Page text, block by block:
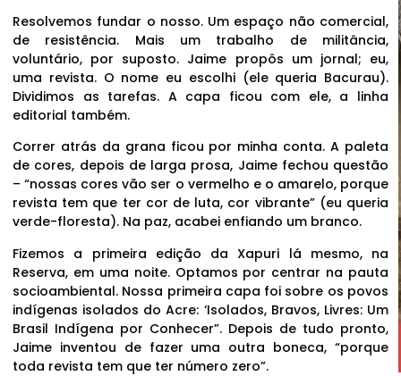
Resolvemos fundar o nosso. Um espaço não comercial,
de resistência. Mais um trabalho de militância,
voluntário, por suposto. Jaime propôs um jornal; eu,
uma revista. O nome eu escolhi (ele queria Bacurau).
Dividimos as tarefas. A capa ficou com ele, a linha
editorial também.
Correr atrás da grana ficou por minha conta. A paleta
de cores, depois de larga prosa, Jaime fechou questão
– “nossas cores vão ser o vermelho e o amarelo, porque
revista tem que ter cor de luta, cor vibrante” (eu queria
verde-floresta). Na paz, acabei enfiando um branco.
Fizemos a primeira edição da Xapuri lá mesmo, na
Reserva, em uma noite. Optamos por centrar na pauta
socioambiental. Nossa primeira capa foi sobre os povos
indígenas isolados do Acre: ‘Isolados, Bravos, Livres: Um
Brasil Indígena por Conhecer”. Depois de tudo pronto,
Jaime inventou de fazer uma outra boneca, “porque
toda revista tem que ter número zero”.